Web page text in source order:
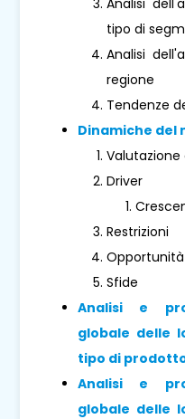
tipo di
Analisi
regione
Tendenze
Dinamiche del
Driver
Restrizioni
Opportunità
Sfide
Analisi e
globale delle
tipo di
Analisi e
globale delle